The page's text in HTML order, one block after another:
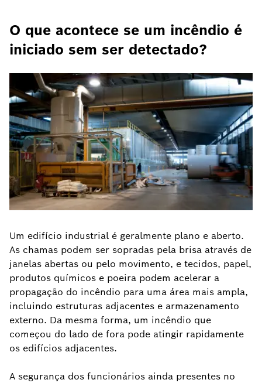
O que acontece se um incêndio é
iniciado sem ser detectado?
Um edifício industrial é geralmente plano e aberto.
As chamas podem ser sopradas pela brisa através de
janelas abertas ou pelo movimento, e tecidos, papel,
produtos químicos e poeira podem acelerar a
propagação do incêndio para uma área mais ampla,
incluindo estruturas adjacentes e armazenamento
externo. Da mesma forma, um incêndio que
começou do lado de fora pode atingir rapidamente
os edifícios adjacentes.
A segurança dos funcionários ainda presentes no